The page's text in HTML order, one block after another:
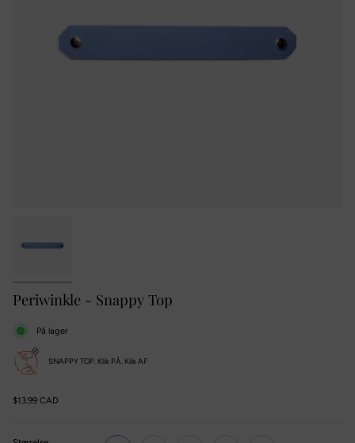
Periwinkle - Snappy Top
På lager
SNAPPY TOP. Klik PÅ. Klik AF
$13.99 CAD